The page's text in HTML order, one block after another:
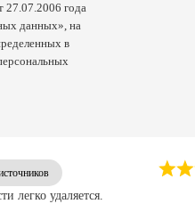
27.07.2006 года
данных», на
в
легко удаляется.